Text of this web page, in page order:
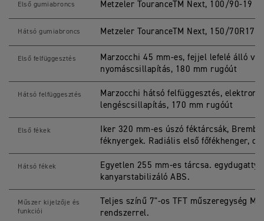
Első gumiabroncs Metzeler TouranceTM Next, 100/90-19
Hátsó gumiabroncs Metzeler TouranceTM Next, 150/70R17
Első felfüggesztés
Marzocchi 45 mm-es, fejjel lefelé álló
nyomáscsillapítás, 180 mm rugóút
Hátsó felfüggesztés
Marzocchi hátsó felfüggesztés,
lengéscsillapítás, 170 mm rugóút
Első fékek
Iker 320 mm-es úszó féktárcsák,
féknyergek. Radiális első főfékhenger,
Hátsó fékek
Egyetlen 255 mm-es tárcsa.
kanyarstabilizáló ABS.
Műszer kijelzője és
funkciói
Teljes színű 7"-os TFT műszeregység
rendszerrel.